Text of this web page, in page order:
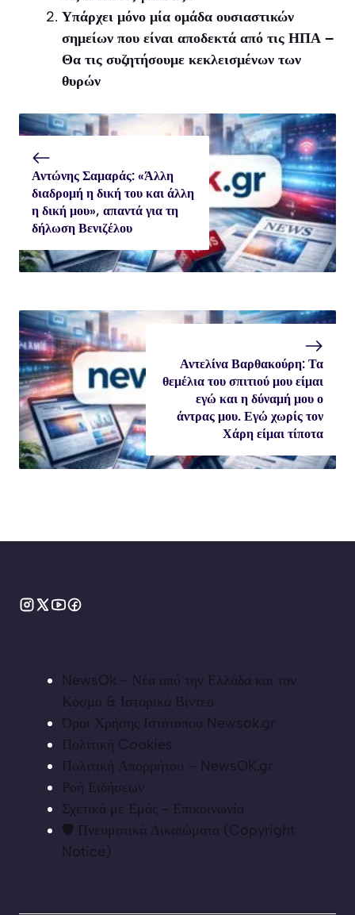
Υπάρχει μόνο μία ομάδα ουσιαστικών
σημείων που είναι αποδεκτά από τις ΗΠΑ –
Θα τις συζητήσουμε κεκλεισμένων των
θυρών
Αντώνης Σαμαράς: «Άλλη
διαδρομή η δική του και άλλη
η δική μου», απαντά για τη
δήλωση Βενιζέλου
Αντελίνα Βαρθακούρη: Τα
θεμέλια του σπιτιού μου είμαι
εγώ και η δύναμή μου ο
άντρας μου. Εγώ χωρίς τον
Χάρη είμαι τίποτα
NewsOk - Νέα από την Ελλάδα και τον
Κόσμο & Ιστορικά Βίντεο
Όροι Χρήσης Ιστότοπου Newsok.gr
Πολιτική Cookies
Πολιτική Απορρήτου – NewsOK.gr
Ροή Ειδήσεων
Σχετικά με Εμάς - Επικοινωνία
🛡️ Πνευματικά Δικαιώματα (Copyright
Notice)